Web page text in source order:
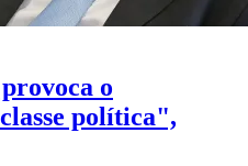
o
política",